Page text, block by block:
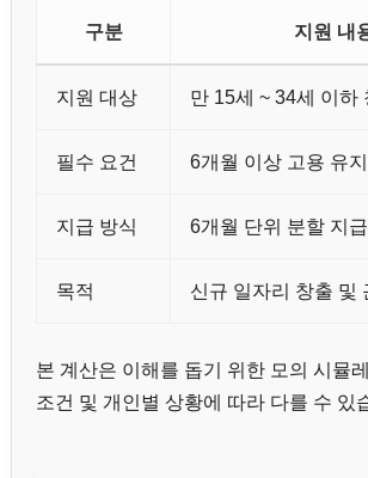
구분 지원 내
지원 대상 만 15세 ~ 34세 이하
필수 요건 6개월 이상 고용 유지
지급 방식 6개월 단위 분할 지급
목적 신규 일자리 창출 및
본 계산은 이해를 돕기 위한 모의 시뮬
조건 및 개인별 상황에 따라 다를 수 있